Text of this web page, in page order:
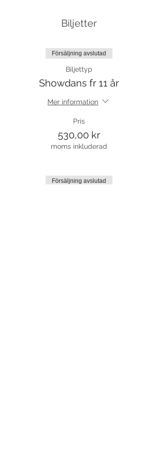
Biljetter
Försäljning avslutad
Biljettyp
Showdans fr 11 år
Mer information
Pris
530,00 kr
moms inkluderad
Försäljning avslutad